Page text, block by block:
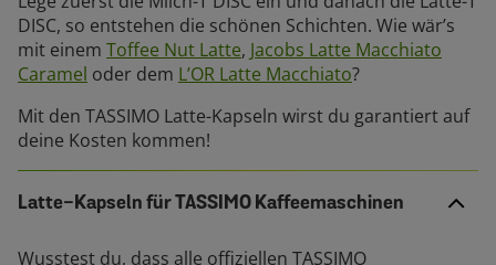
DISC, so entstehen die schönen Schichten. Wie wär’s
mit einem Toffee Nut Latte, Jacobs Latte Macchiato
Caramel oder dem L’OR Latte Macchiato?
Mit den TASSIMO Latte-Kapseln wirst du garantiert auf
deine Kosten kommen!
Latte-Kapseln für TASSIMO Kaffeemaschinen
Wusstest du, dass alle offiziellen TASSIMO